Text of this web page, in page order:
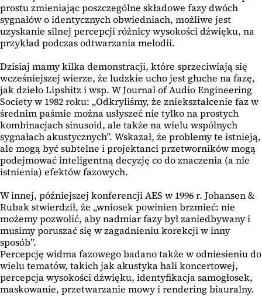
prostu zmieniając poszczególne składowe fazy dwóch
sygnałów o identycznych obwiedniach, możliwe jest
uzyskanie silnej percepcji różnicy wysokości dźwięku, na
przykład podczas odtwarzania melodii.
Dzisiaj mamy kilka demonstracji, które sprzeciwiają się
wcześniejszej wierze, że ludzkie ucho jest głuche na fazę,
jak dzieło Lipshitz i wsp. W Journal of Audio Engineering
Society w 1982 roku: „Odkryliśmy, że zniekształcenie faz w
średnim paśmie można usłyszeć nie tylko na prostych
kombinacjach sinusoid, ale także na wielu wspólnych
sygnałach akustycznych”. Wskazał, że problemy te istnieją,
ale mogą być subtelne i projektanci przetworników mogą
podejmować inteligentną decyzję co do znaczenia (a nie
istnienia) efektów fazowych.
W innej, późniejszej konferencji AES w 1996 r. Johansen &
Rubak stwierdził, że „wniosek powinien brzmieć: nie
możemy pozwolić, aby nadmiar fazy był zaniedbywany i
musimy poruszać się w zagadnieniu korekcji w inny
sposób”.
Percepcję widma fazowego badano także w odniesieniu do
wielu tematów, takich jak akustyka hali koncertowej,
percepcja wysokości dźwięku, identyfikacja samogłosek,
maskowanie, przetwarzanie mowy i rendering biauralny.